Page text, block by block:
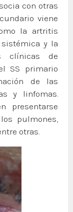
con otras
viene
la artritis
y la
clínicas de
SS primario
de las
y linfomas.
presentarse
pulmones,
otras.